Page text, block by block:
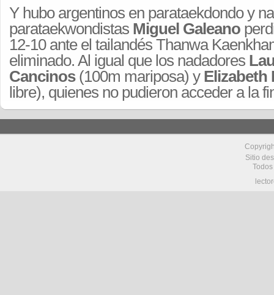
Y hubo argentinos en parataekdondo y
parataekwondistas Miguel Galeano
12-10 ante el tailandés Thanwa
eliminado. Al igual que los nadadores
Cancinos(100m mariposa) y Elizabeth
libre), quienes no pudieron acceder a la
Sitio